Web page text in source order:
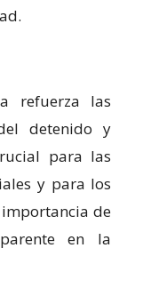
refuerza las
detenido y
para las
y para los
de
en la